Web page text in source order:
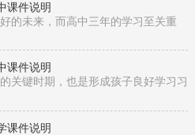
课件说明
未来，而高中三年的学习至关重
课件说明
键时期，也是形成孩子良好学习习
课件说明